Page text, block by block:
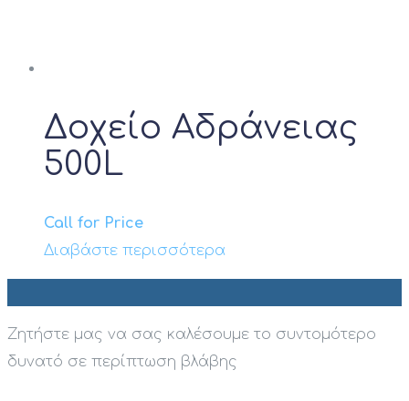
Δοχείο Αδράνειας
500L
Call for Price
Διαβάστε περισσότερα
Ζητήστε μας να σας καλέσουμε το συντομότερο
δυνατό σε περίπτωση βλάβης